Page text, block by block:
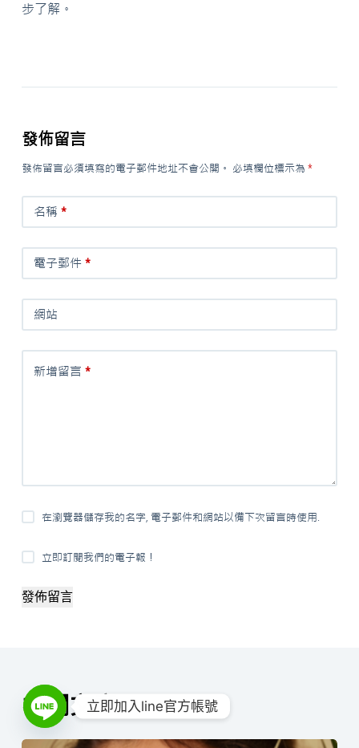
步了解。
發佈留言
發佈留言必須填寫的電子郵件地址不會公開。 必填欄位標示為 *
名稱 *
電子郵件*
網站
新增留言 *
在瀏覽器儲存我的名字, 電子郵件和網站以備下次留言時使用.
立即訂閱我們的電子報！
發佈留言
相關文章立即加入line官方帳號